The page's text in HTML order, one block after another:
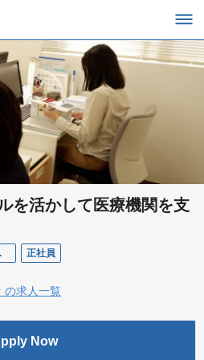
を活かして医療機関を支
える） 正社員
の求人一覧
Now